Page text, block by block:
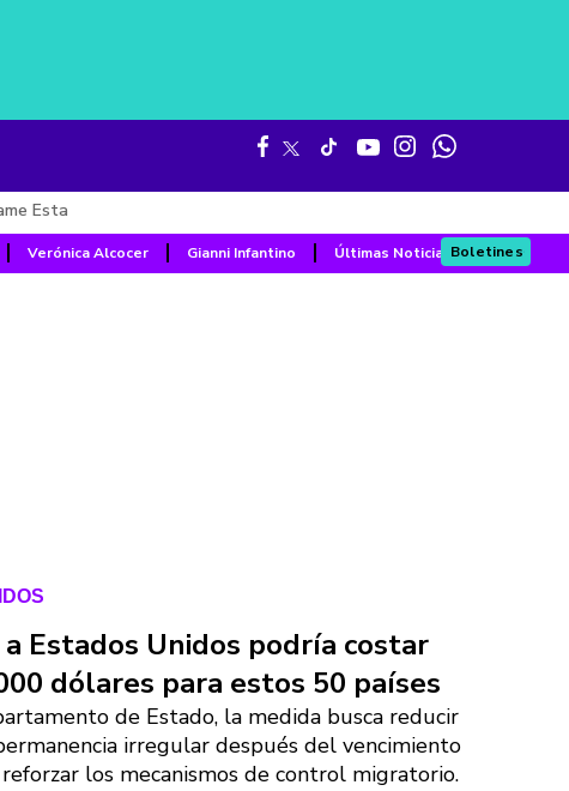
Esta
Verónica Alcocer Gianni Infantino Últimas NoticiasBoletines
a Estados Unidos podría costar
dólares para estos 50 países
de Estado, la medida busca reducir
irregular después del vencimiento
los mecanismos de control migratorio.